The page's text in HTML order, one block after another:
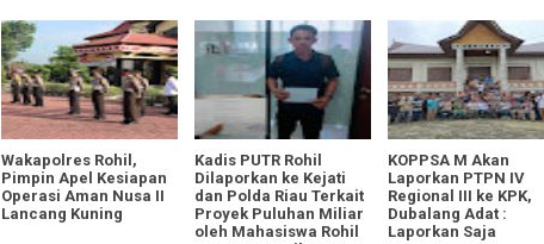
Wakapolres Rohil,
Pimpin Apel Kesiapan
Operasi Aman Nusa II
Lancang Kuning
Kadis PUTR Rohil
Dilaporkan ke Kejati
dan Polda Riau Terkait
Proyek Puluhan Miliar
oleh Mahasiswa Rohil
KOPPSA M Akan
Laporkan PTPN IV
Regional III ke KPK,
Dubalang Adat :
Laporkan Saja